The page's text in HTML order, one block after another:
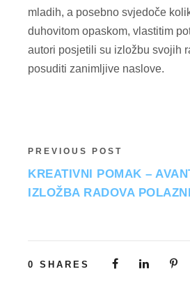
mladih, a posebno svjedoče
duhovitom opaskom, vlastitim
autori posjetili su izložbu svojih
posuditi zanimljive naslove.
PREVIOUS POST
KREATIVNI POMAK –
IZLOŽBA RADOVA
0 SHARES